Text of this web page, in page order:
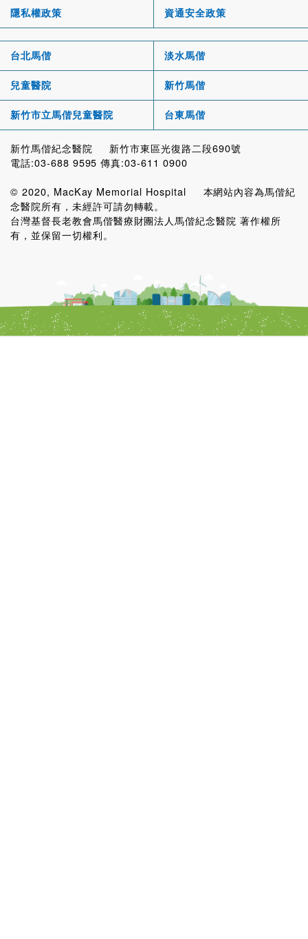
隱私權政策 資通安全政策
台北馬偕 淡水馬偕
兒童醫院 新竹馬偕
新竹市立馬偕兒童醫院 台東馬偕
新竹馬偕紀念醫院 新竹市東區光復路二段690號
電話:03-688 9595 傳真:03-611 0900
© 2020, MacKay Memorial Hospital 本網站內容為馬偕紀
念醫院所有，未經許可請勿轉載。
台灣基督長老教會馬偕醫療財團法人馬偕紀念醫院 著作權所
有，並保留一切權利。